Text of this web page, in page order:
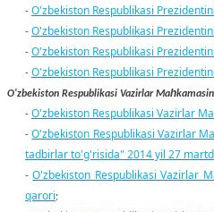
- O'zbekiston Respublikasi
- O'zbekiston Respublikasi
- O'zbekiston Respublikasi
- O'zbekiston Respublikasi
O'zbekiston Respublikasi Vazirlar Mah
- O'zbekiston Respublikasi Vazirlar
- O'zbekiston Respublikasi Vazirlar
tadbirlar to'g'risida" 2014 yil 27
- O'zbekiston Respublikasi Vazirlar
qarori;